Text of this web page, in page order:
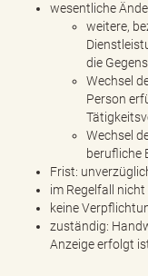
wesentliche
weitere,
die
Wechsel
Person
Wechsel
berufliche
Frist:
im Regelfall
keine
zuständig:
Anzeige erfolgt